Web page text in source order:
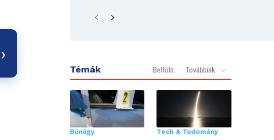
›
Témák Belföld Továbbiak
Bűnügy Tech & Tudomány